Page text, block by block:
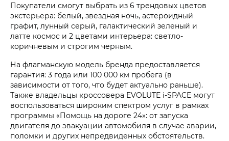
Покупатели смогут выбрать из 6 трендовых цветов
экстерьера: белый, звездная ночь, астероидный
графит, лунный серый, галактический зеленый и
латте космос и 2 цветами интерьера: светло-
коричневым и строгим черным.
На флагманскую модель бренда предоставляется
гарантия: 3 года или 100 000 км пробега (в
зависимости от того, что будет актуально раньше).
Также владельцы кроссовера EVOLUTE i‑SPACE могут
воспользоваться широким спектром услуг в рамках
программы «Помощь на дороге 24»: от запуска
двигателя до эвакуации автомобиля в случае аварии,
поломки и других непредвиденных обстоятельств.